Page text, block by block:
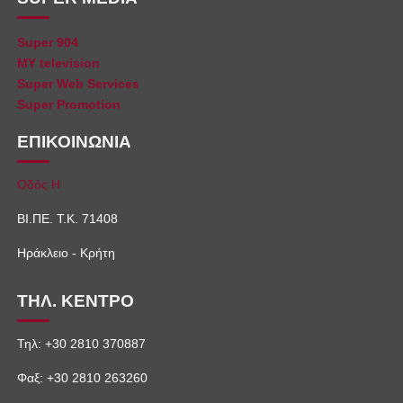
Super 904
MY television
Super Web Services
Super Promotion
ΕΠΙΚΟΙΝΩΝΙΑ
Οδός Η
ΒΙ.ΠΕ. Τ.Κ. 71408
Ηράκλειο - Κρήτη
ΤΗΛ. ΚΕΝΤΡΟ
Τηλ: +30 2810 370887
Φαξ: +30 2810 263260